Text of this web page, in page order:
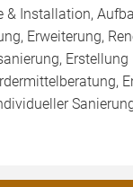
& Installation,
Erweiterung,
Erstellung